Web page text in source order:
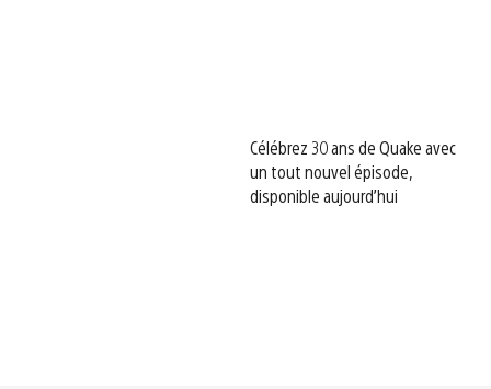
Célébrez 30 ans de Quake avec
un tout nouvel épisode,
disponible aujourd’hui